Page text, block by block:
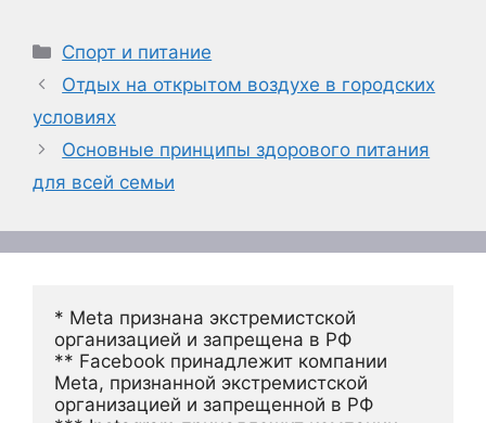
Рубрики
Спорт и питание
Отдых на открытом воздухе в городских
условиях
Основные принципы здорового питания
для всей семьи
* Meta признана экстремистской
организацией и запрещена в РФ
** Facebook принадлежит компании
Meta, признанной экстремистской
организацией и запрещенной в РФ